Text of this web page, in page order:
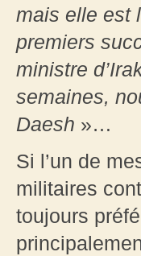
mais elle est
premiers
ministre
semaines,
Daesh »…
Si l’un de
militaires
toujours